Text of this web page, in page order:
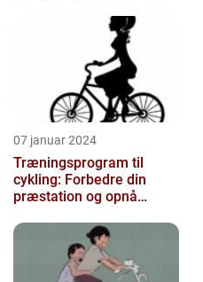
07 januar 2024
Træningsprogram til
cykling: Forbedre din
præstation og opnå